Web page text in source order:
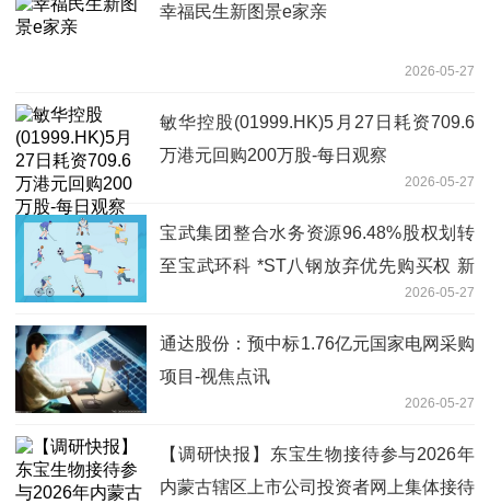
幸福民生新图景e家亲
2026-05-27
敏华控股(01999.HK)5月27日耗资709.6
万港元回购200万股-每日观察
2026-05-27
宝武集团整合水务资源96.48%股权划转
至宝武环科 *ST八钢放弃优先购买权 新
2026-05-27
通达股份：预中标1.76亿元国家电网采购
项目-视焦点讯
2026-05-27
【调研快报】东宝生物接待参与2026年
内蒙古辖区上市公司投资者网上集体接待